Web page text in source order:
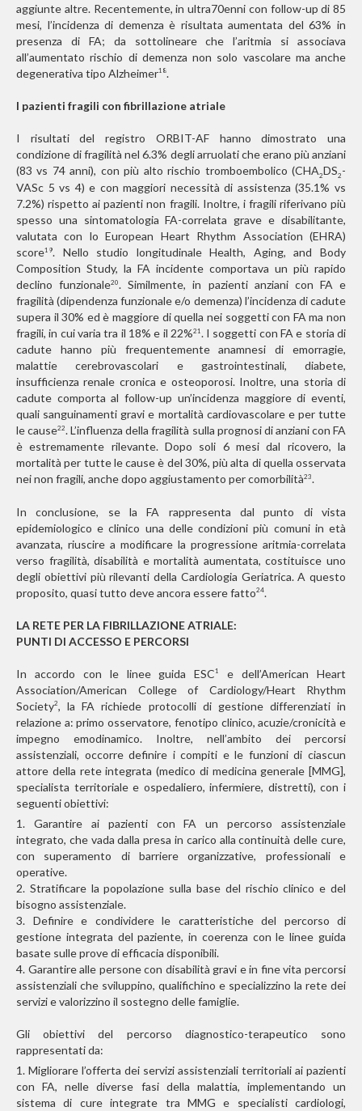
aggiunte altre. Recentemente, in ultra70enni con follow-up di 85
mesi, l’incidenza di demenza è risultata aumentata del 63% in
presenza di FA; da sottolineare che l’aritmia si associava
all’aumentato rischio di demenza non solo vascolare ma anche
degenerativa tipo Alzheimer18.
I pazienti fragili con fibrillazione atriale
I risultati del registro ORBIT-AF hanno dimostrato una
condizione di fragilità nel 6.3% degli arruolati che erano più anziani
(83 vs 74 anni), con più alto rischio tromboembolico (CHA2DS2 -
VASc 5 vs 4) e con maggiori necessità di assistenza (35.1% vs
7.2%) rispetto ai pazienti non fragili. Inoltre, i fragili riferivano più
spesso una sintomatologia FA-correlata grave e disabilitante,
valutata con lo European Heart Rhythm Association (EHRA)
score19. Nello studio longitudinale Health, Aging, and Body
Composition Study, la FA incidente comportava un più rapido
declino funzionale20. Similmente, in pazienti anziani con FA e
fragilità (dipendenza funzionale e/o demenza) l’incidenza di cadute
supera il 30% ed è maggiore di quella nei soggetti con FA ma non
fragili, in cui varia tra il 18% e il 22%21. I soggetti con FA e storia di
cadute hanno più frequentemente anamnesi di emorragie,
malattie cerebrovascolari e gastrointestinali, diabete,
insufficienza renale cronica e osteoporosi. Inoltre, una storia di
cadute comporta al follow-up un’incidenza maggiore di eventi,
quali sanguinamenti gravi e mortalità cardiovascolare e per tutte
le cause22. L’influenza della fragilità sulla prognosi di anziani con FA
è estremamente rilevante. Dopo soli 6 mesi dal ricovero, la
mortalità per tutte le cause è del 30%, più alta di quella osservata
nei non fragili, anche dopo aggiustamento per comorbilità23.
In conclusione, se la FA rappresenta dal punto di vista
epidemiologico e clinico una delle condizioni più comuni in età
avanzata, riuscire a modificare la progressione aritmia-correlata
verso fragilità, disabilità e mortalità aumentata, costituisce uno
degli obiettivi più rilevanti della Cardiologia Geriatrica. A questo
proposito, quasi tutto deve ancora essere fatto24.
LA RETE PER LA FIBRILLAZIONE ATRIALE:
PUNTI DI ACCESSO E PERCORSI
In accordo con le linee guida ESC1
e dell’American Heart
Association/American College of Cardiology/Heart Rhythm
Society2, la FA richiede protocolli di gestione differenziati in
relazione a: primo osservatore, fenotipo clinico, acuzie/cronicità e
impegno emodinamico. Inoltre, nell’ambito dei percorsi
assistenziali, occorre definire i compiti e le funzioni di ciascun
attore della rete integrata (medico di medicina generale [MMG],
specialista territoriale e ospedaliero, infermiere, distretti), con i
seguenti obiettivi:
1. Garantire ai pazienti con FA un percorso assistenziale
integrato, che vada dalla presa in carico alla continuità delle cure,
con superamento di barriere organizzative, professionali e
operative.
2. Stratificare la popolazione sulla base del rischio clinico e del
bisogno assistenziale.
3. Definire e condividere le caratteristiche del percorso di
gestione integrata del paziente, in coerenza con le linee guida
basate sulle prove di efficacia disponibili.
4. Garantire alle persone con disabilità gravi e in fine vita percorsi
assistenziali che sviluppino, qualifichino e specializzino la rete dei
servizi e valorizzino il sostegno delle famiglie.
Gli obiettivi del percorso diagnostico-terapeutico sono
rappresentati da:
1. Migliorare l’offerta dei servizi assistenziali territoriali ai pazienti
con FA, nelle diverse fasi della malattia, implementando un
sistema di cure integrate tra MMG e specialisti cardiologi,